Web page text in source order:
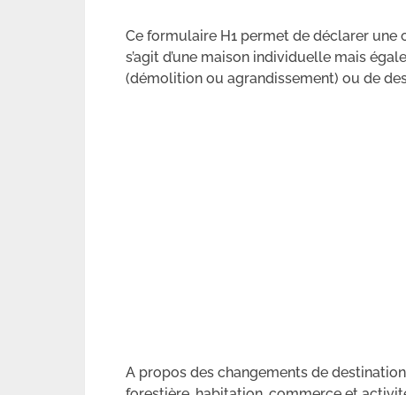
Ce formulaire H1 permet de déclarer
s’agit d’une maison individuelle mais
(démolition ou agrandissement) ou de
A propos des changements de